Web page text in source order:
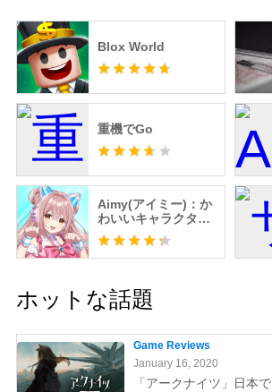
Blox World
重機でGo
Aimy(アイミー)：か
わいいキャラクター
とイチャイチャ生活
ホットな話題
Game Reviews
January 16, 2020
「アークナイツ」日本で